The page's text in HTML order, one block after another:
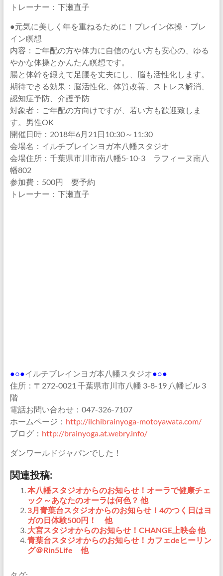
トレーナー：下瀬直子
●元気に美しく年を重ねるために！ブレイン体操・ブレ
イン瞑想
内容：ご年配の方や体力に自信のない方も安心の、ゆる
やかな体操とかんたん瞑想です。
腸と体幹を鍛えて足腰を丈夫にし、脳も活性化します。
期待できる効果：脳活性化、体質改善、ストレス解消、
認知症予防、介護予防
対象者：ご年配の方向けですが、若い方も歓迎致しま
す。男性OK
開催日時：2018年6月21日10:30～11:30
会場名：イルチブレインヨガ本八幡スタジオ
会場住所：千葉県市川市南八幡5-10-3 ラフィーヌ南八
幡802
参加費：500円 要予約
トレーナー：下瀬直子
●○●イルチブレインヨガ本八幡スタジオ●○●
住所：〒272-0021 千葉県市川市八幡 3-8-19 八幡ビル 3
階
電話お問い合わせ：047-326-7107
ホームページ： http://ilchibrainyoga-motoyawata.com/
ブログ： http://brainyoga.at.webry.info/
ダンワールドジャパンでした！
関連投稿:
本八幡スタジオからのお知らせ！オーラで健康チェ
ック～あなたのオーラは何色？ 他
3月青葉台スタジオからのお知らせ！4のつく日はヨ
ガの日体験500円！ 他
大宮スタジオからのお知らせ！CHANGE上映会 他
青葉台スタジオからのお知らせ！カフェdeヒーリン
グ＠Rin5Life 他